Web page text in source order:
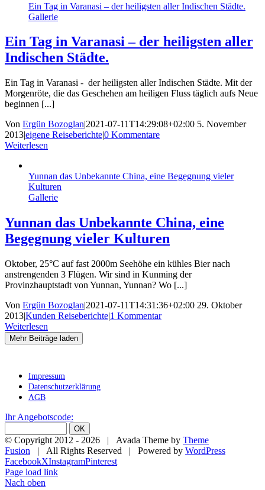
Ein Tag in Varanasi – der heiligsten aller Indischen Städte.
Gallerie
Ein Tag in Varanasi – der heiligsten aller
Indischen Städte.
Ein Tag in Varanasi - der heiligsten aller Indischen Städte. Mit der
Morgenröte, die das Geschehen am heiligen Fluss täglich aufs Neue
beginnen [...]
Von Ergün Bozoglan|2021-07-11T14:29:08+02:00 5. November
2013|eigene Reiseberichte|0 Kommentare
Weiterlesen
Yunnan das Unbekannte China, eine Begegnung vieler
Kulturen
Gallerie
Yunnan das Unbekannte China, eine
Begegnung vieler Kulturen
Oktober, 25°C auf fast 2000m Seehöhe ein kühles Bier nach
anstrengenden 3 Flügen. Wir sind in Kunming der
Provinzhauptstadt von Yunnan, Yunnan? Wo [...]
Von Ergün Bozoglan|2021-07-11T14:31:36+02:00 29. Oktober
2013|Kunden Reiseberichte|1 Kommentar
Weiterlesen
Mehr Beiträge laden
Impressum
Datenschutzerklärung
AGB
Ihr Angebotscode:
© Copyright 2012 - 2026 | Avada Theme by Theme
Fusion | All Rights Reserved | Powered by WordPress
FacebookXInstagramPinterest
Page load link
Nach oben